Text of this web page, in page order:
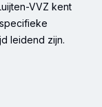
VVZ kent
leidend zijn.